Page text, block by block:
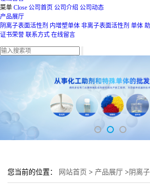
菜单 Close 公司首页 公司介绍 公司动态
产品展厅
阴离子表面活性剂 内增塑单体 非离子表面活性剂 单体
证书荣誉 联系方式 在线留言
您当前的位置： 网站首页 > 产品展厅 > 阴离